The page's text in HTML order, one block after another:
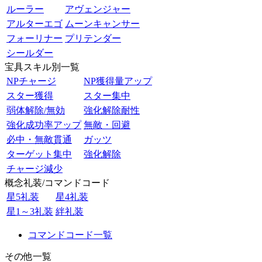
ルーラー
アヴェンジャー
アルターエゴ ムーンキャンサー
フォーリナー プリテンダー
シールダー
宝具スキル別一覧
NPチャージ
NP獲得量アップ
スター獲得
スター集中
弱体解除/無効
強化解除耐性
強化成功率アップ 無敵・回避
必中・無敵貫通
ガッツ
ターゲット集中
強化解除
チャージ減少
概念礼装/コマンドコード
星5礼装
星4礼装
星1～3礼装 絆礼装
コマンドコード一覧
その他一覧